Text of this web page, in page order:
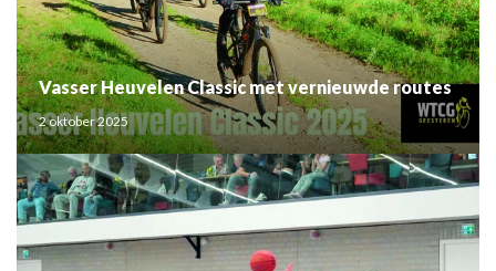
Vasser Heuvelen Classic met vernieuwde routes
2 oktober 2025